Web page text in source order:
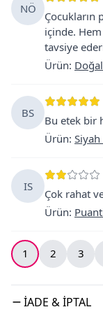
NÖ
Çocukların
içinde.
tavsiye
Ürün:
BS
Bu etek bir
Ürün:
IS
Çok rahat
Ürün:
1 2 3
İADE & İPTAL